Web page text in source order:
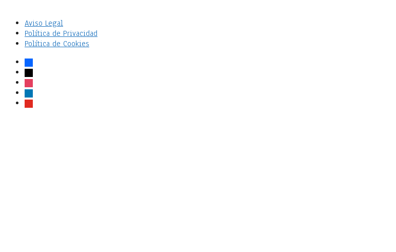
Aviso Legal
Política de Privacidad
Política de Cookies
facebook
x
instagram
linkedin
youtube